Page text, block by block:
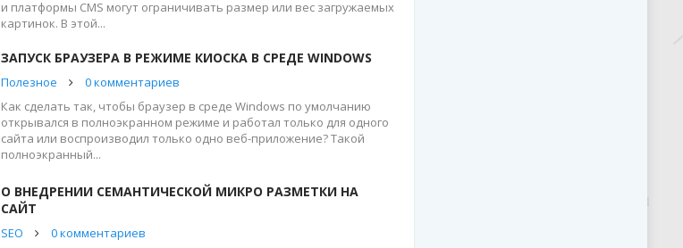
и платформы CMS могут ограничивать размер или вес загружаемых
картинок. В этой...
ЗАПУСК БРАУЗЕРА В РЕЖИМЕ КИОСКА В СРЕДЕ WINDOWS
Полезное
0 комментариев
Как сделать так, чтобы браузер в среде Windows по умолчанию
открывался в полноэкранном режиме и работал только для одного
сайта или воспроизводил только одно веб-приложение? Такой
полноэкранный...
О ВНЕДРЕНИИ СЕМАНТИЧЕСКОЙ МИКРО РАЗМЕТКИ НА
САЙТ
SEO
0 комментариев